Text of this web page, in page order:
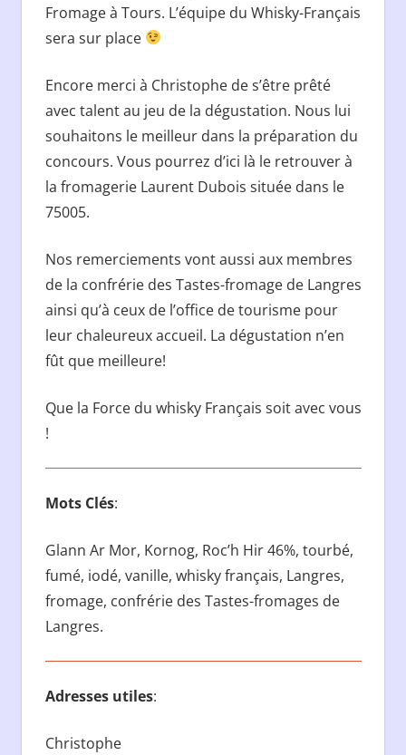
Fromage à Tours. L’équipe du Whisky-Français
sera sur place
Encore merci à Christophe de s’être prêté
avec talent au jeu de la dégustation. Nous lui
souhaitons le meilleur dans la préparation du
concours. Vous pourrez d’ici là le retrouver à
la fromagerie Laurent Dubois située dans le
75005.
Nos remerciements vont aussi aux membres
de la confrérie des Tastes-fromage de Langres
ainsi qu’à ceux de l’office de tourisme pour
leur chaleureux accueil. La dégustation n’en
fût que meilleure!
Que la Force du whisky Français soit avec vous
!
Mots Clés:
Glann Ar Mor, Kornog, Roc’h Hir 46%, tourbé,
fumé, iodé, vanille, whisky français, Langres,
fromage, confrérie des Tastes-fromages de
Langres.
Adresses utiles:
Christophe